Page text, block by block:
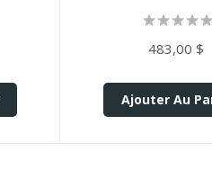
483,00 $
Ajouter Au